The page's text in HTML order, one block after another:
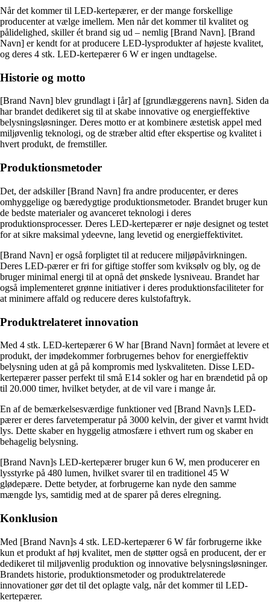
Når det kommer til LED-kertepærer, er der mange forskellige
producenter at vælge imellem. Men når det kommer til kvalitet og
pålidelighed, skiller ét brand sig ud – nemlig [Brand Navn]. [Brand
Navn] er kendt for at producere LED-lysprodukter af højeste kvalitet,
og deres 4 stk. LED-kertepærer 6 W er ingen undtagelse.
Historie og motto
[Brand Navn] blev grundlagt i [år] af [grundlæggerens navn]. Siden da
har brandet dedikeret sig til at skabe innovative og energieffektive
belysningsløsninger. Deres motto er at kombinere æstetisk appel med
miljøvenlig teknologi, og de stræber altid efter ekspertise og kvalitet i
hvert produkt, de fremstiller.
Produktionsmetoder
Det, der adskiller [Brand Navn] fra andre producenter, er deres
omhyggelige og bæredygtige produktionsmetoder. Brandet bruger kun
de bedste materialer og avanceret teknologi i deres
produktionsprocesser. Deres LED-kertepærer er nøje designet og testet
for at sikre maksimal ydeevne, lang levetid og energieffektivitet.
[Brand Navn] er også forpligtet til at reducere miljøpåvirkningen.
Deres LED-pærer er fri for giftige stoffer som kviksølv og bly, og de
bruger minimal energi til at opnå det ønskede lysniveau. Brandet har
også implementeret grønne initiativer i deres produktionsfaciliteter for
at minimere affald og reducere deres kulstofaftryk.
Produktrelateret innovation
Med 4 stk. LED-kertepærer 6 W har [Brand Navn] formået at levere et
produkt, der imødekommer forbrugernes behov for energieffektiv
belysning uden at gå på kompromis med lyskvaliteten. Disse LED-
kertepærer passer perfekt til små E14 sokler og har en brændetid på op
til 20.000 timer, hvilket betyder, at de vil vare i mange år.
En af de bemærkelsesværdige funktioner ved [Brand Navn]s LED-
pærer er deres farvetemperatur på 3000 kelvin, der giver et varmt hvidt
lys. Dette skaber en hyggelig atmosfære i ethvert rum og skaber en
behagelig belysning.
[Brand Navn]s LED-kertepærer bruger kun 6 W, men producerer en
lysstyrke på 480 lumen, hvilket svarer til en traditionel 45 W
glødepære. Dette betyder, at forbrugerne kan nyde den samme
mængde lys, samtidig med at de sparer på deres elregning.
Konklusion
Med [Brand Navn]s 4 stk. LED-kertepærer 6 W får forbrugerne ikke
kun et produkt af høj kvalitet, men de støtter også en producent, der er
dedikeret til miljøvenlig produktion og innovative belysningsløsninger.
Brandets historie, produktionsmetoder og produktrelaterede
innovationer gør det til det oplagte valg, når det kommer til LED-
kertepærer.